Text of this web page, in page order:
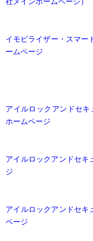
イモビライザー・スマー
ームページ
アイルロックアンドセキ
ホームページ
アイルロックアンドセキ
ジ
アイルロックアンドセ
ページ